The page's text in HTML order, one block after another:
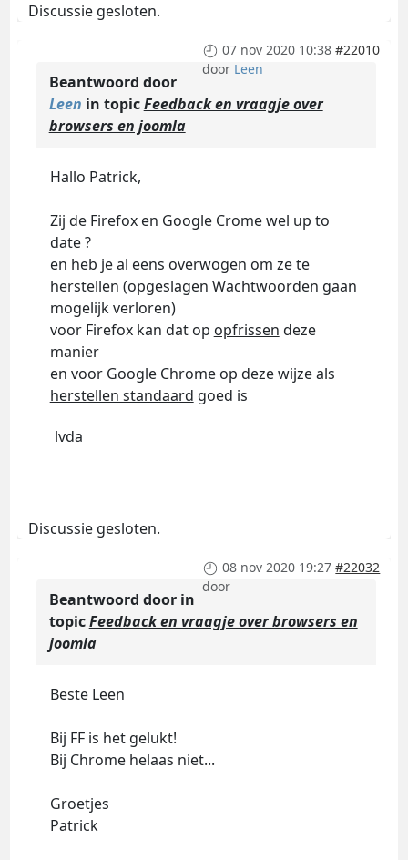
Discussie gesloten.
07 nov 2020 10:38 #22010
door Leen
Beantwoord door
Leen in topicFeedback en vraagje over
browsers en joomla
Hallo Patrick,
Zij de Firefox en Google Crome wel up to
date ?
en heb je al eens overwogen om ze te
herstellen (opgeslagen Wachtwoorden gaan
mogelijk verloren)
voor Firefox kan dat op opfrissen deze
manier
en voor Google Chrome op deze wijze als
herstellen standaard goed is
lvda
Discussie gesloten.
08 nov 2020 19:27 #22032
door
Beantwoord door in
topicFeedback en vraagje over browsers en
joomla
Beste Leen
Bij FF is het gelukt!
Bij Chrome helaas niet...
Groetjes
Patrick